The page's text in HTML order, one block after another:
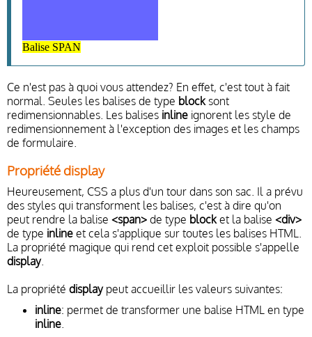
Balise SPAN
Ce n'est pas à quoi vous attendez? En effet, c'est tout à fait
normal. Seules les balises de type blocksont
redimensionnables. Les balises inline ignorent les style de
redimensionnement à l'exception des images et les champs
de formulaire.
Propriété display
Heureusement, CSS a plus d'un tour dans son sac. Il a prévu
des styles qui transforment les balises, c'est à dire qu'on
peut rendre la balise <span> de type blocket la balise <div>
de type inline et cela s'applique sur toutes les balises HTML.
La propriété magique qui rend cet exploit possible s'appelle
display.
La propriété displaypeut accueillir les valeurs suivantes:
inline: permet de transformer une balise HTML en type
inline.